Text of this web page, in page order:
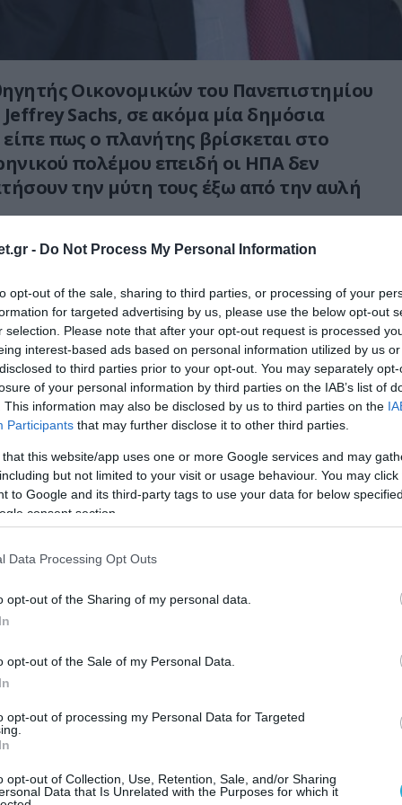
- Do Not Process My Personal Information
opt-out of the sale, sharing to third parties, or processing of your
for targeted advertising by us, please use the below opt-out
selection. Please note that after your opt-out request is processed
interest-based ads based on personal information utilized by us
to third parties prior to your opt-out. You may separately
of your personal information by third parties on the IAB’s list of
This information may also be disclosed by us to third parties on the
Participants that may further disclose it to other third parties.
that this website/app uses one or more Google services and may
but not limited to your visit or usage behaviour. You may
to Google and its third-party tags to use your data for below
consent section.
Data Processing Opt Outs
opt-out of the Sharing of my personal data.
opt-out of the Sale of my Personal Data.
opt-out of processing my Personal Data for Targeted
opt-out of Collection, Use, Retention, Sale, and/or Sharing
Data that Is Unrelated with the Purposes for which it
Οικονομικών του Πανεπιστημίου
Sachs, σε ακόμα μία δημόσια
πως ο πλανήτης βρίσκεται στο
πολέμου επειδή οι ΗΠΑ δεν
την μύτη τους έξω από την αυλή
στο χείλος του πυρηνικού πολέμου, επειδή
τους έξω από την αυλή κανενός, και
για τη διεύρυνση του ΝΑΤΟ.
από 32 χρόνια ως σύμβουλος του Γκορμπατσόφ
του Γέλτσιν και σύμβουλος του Κούτσμα
της Ανεξάρτητης Ουκρανίας και ήμουν
το θέμα από κοντά για 32 χρόνια και
είναι η χώρα που προκαλεί και αυτό δεν
των ΗΠΑ».
ο ίδιος ο οποίος είχε κατηγορήσει
Stream 1 & 2 κάτι το οποίο στην ουσία
κατηγόρησε ευθέως την Βρετανία για
χώρα εκπρόσωπο των ΗΠΑ στην Ευρώπη.
Αθήνα πριν από ένα μήνα είχε δηλώσει ότι
στον κόσμο από το 1950 είναι οι Ηνωμένες
τον διέκοψαν!
«Μπορείς να είσαι